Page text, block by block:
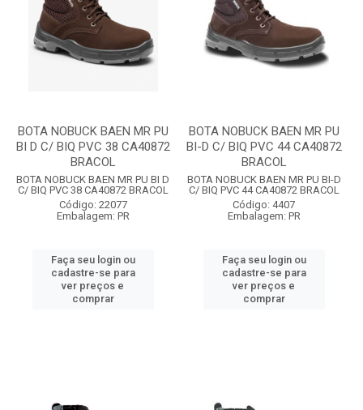
BOTA NOBUCK BAEN MR PU
BI D C/ BIQ PVC 38 CA40872
BRACOL
BOTA NOBUCK BAEN MR PU BI D
C/ BIQ PVC 38 CA40872 BRACOL
Código: 22077
Embalagem: PR
Faça seu login ou
cadastre-se para
ver preços e
comprar
BOTA NOBUCK BAEN MR PU
BI-D C/ BIQ PVC 44 CA40872
BRACOL
BOTA NOBUCK BAEN MR PU BI-D
C/ BIQ PVC 44 CA40872 BRACOL
Código: 4407
Embalagem: PR
Faça seu login ou
cadastre-se para
ver preços e
comprar